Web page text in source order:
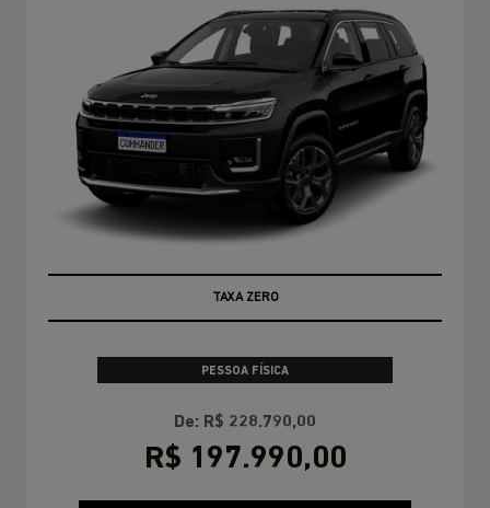
TAXA ZERO
PESSOA FÍSICA
De: R$ 228.790,00
R$ 197.990,00